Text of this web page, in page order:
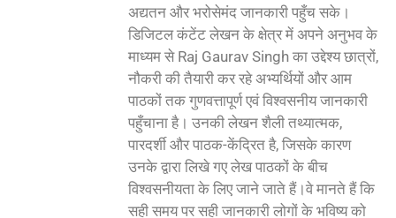
अद्यतन और भरोसेमंद जानकारी पहुँच सके।
डिजिटल कंटेंट लेखन के क्षेत्र में अपने अनुभव के
माध्यम से Raj Gaurav Singh का उद्देश्य छात्रों,
नौकरी की तैयारी कर रहे अभ्यर्थियों और आम
पाठकों तक गुणवत्तापूर्ण एवं विश्वसनीय जानकारी
पहुँचाना है। उनकी लेखन शैली तथ्यात्मक,
पारदर्शी और पाठक-केंद्रित है, जिसके कारण
उनके द्वारा लिखे गए लेख पाठकों के बीच
विश्वसनीयता के लिए जाने जाते हैं।वे मानते हैं कि
सही समय पर सही जानकारी लोगों के भविष्य को